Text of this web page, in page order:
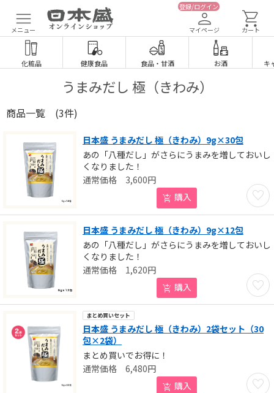
メニュー
登録/ログイン
マイページ カート
化粧品 健康食品 食品・ 甘酒 お酒 キ
うまみだし 極（きわみ）
商品一覧 (3件)
日本盛 うまみだし 極（きわみ）9g×30包
あの「八種だし」がさらにうまみを増しておいし
くなりました！
お気
3,600円
購入
日本盛 うまみだし 極（きわみ）9g×12包
あの「八種だし」がさらにうまみを増しておいし
くなりました！
お気
1,620円
購入
まとめ買いセット
日本盛 うまみだし 極（きわみ）2袋セット（30
包×2袋）
まとめ買いでお得に！
お気
6,480円
購入